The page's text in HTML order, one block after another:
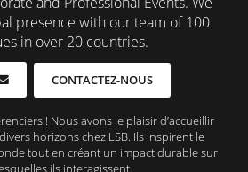
presence with our team of 100
in over 20 countries.
CONTACTEZ-NOUS
! Nous avons le plaisir d’accueillir
horizons chez LSB. Ils inspirent le
tout en créant un impact durable sur
ils interagissent.